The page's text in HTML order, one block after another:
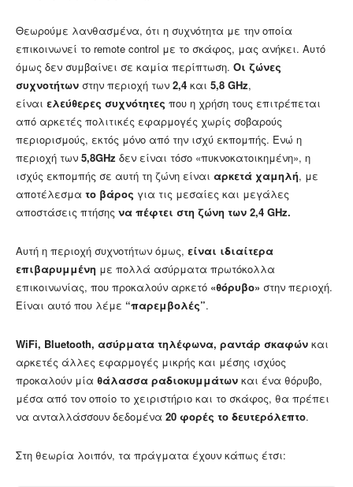
Θεωρούμε λανθασμένα, ότι η συχνότητα με την οποία
επικοινωνεί το remote control με το σκάφος, μας ανήκει. Αυτό
όμως δεν συμβαίνει σε καμία περίπτωση. Οι ζώνες
συχνοτήτων στην περιοχή των 2,4 και 5,8 GHz,
είναι ελεύθερες συχνότητες που η χρήση τους επιτρέπεται
από αρκετές πολιτικές εφαρμογές χωρίς σοβαρούς
περιορισμούς, εκτός μόνο από την ισχύ εκπομπής. Ενώ η
περιοχή των 5,8GHz δεν είναι τόσο «πυκνοκατοικημένη», η
ισχύς εκπομπής σε αυτή τη ζώνη είναι αρκετά χαμηλή, με
αποτέλεσμα το βάρος για τις μεσαίες και μεγάλες
αποστάσεις πτήσης να πέφτει στη ζώνη των 2,4 GHz.
Αυτή η περιοχή συχνοτήτων όμως, είναι ιδιαίτερα
επιβαρυμμένη με πολλά ασύρματα πρωτόκολλα
επικοινωνίας, που προκαλούν αρκετό «θόρυβο» στην περιοχή.
Είναι αυτό που λέμε “παρεμβολές”.
WiFi, Bluetooth, ασύρματα τηλέφωνα, ραντάρ σκαφών και
αρκετές άλλες εφαρμογές μικρής και μέσης ισχύος
προκαλούν μία θάλασσα ραδιοκυμμάτων και ένα θόρυβο,
μέσα από τον οποίο το χειριστήριο και το σκάφος, θα πρέπει
να ανταλλάσσουν δεδομένα 20 φορές το δευτερόλεπτο.
Στη θεωρία λοιπόν, τα πράγματα έχουν κάπως έτσι: